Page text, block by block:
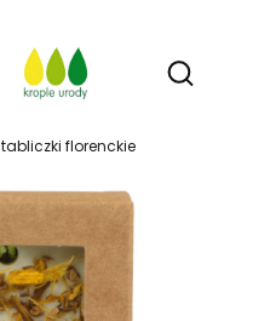
Otwórz
tabliczki florenckie